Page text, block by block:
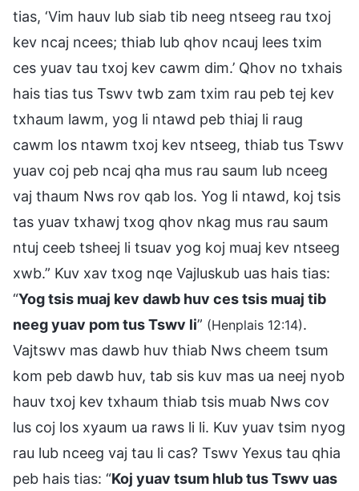
tias, ‘Vim hauv lub siab tib neeg ntseeg rau txoj
kev ncaj ncees; thiab lub qhov ncauj lees txim
ces yuav tau txoj kev cawm dim.’ Qhov no txhais
hais tias tus Tswv twb zam txim rau peb tej kev
txhaum lawm, yog li ntawd peb thiaj li raug
cawm los ntawm txoj kev ntseeg, thiab tus Tswv
yuav coj peb ncaj qha mus rau saum lub nceeg
vaj thaum Nws rov qab los. Yog li ntawd, koj tsis
tas yuav txhawj txog qhov nkag mus rau saum
ntuj ceeb tsheej li tsuav yog koj muaj kev ntseeg
xwb.” Kuv xav txog nqe Vajluskub uas hais tias:
“Yog tsis muaj kev dawb huv ces tsis muaj tib
neeg yuav pom tus Tswv li” (Henplais 12:14).
Vajtswv mas dawb huv thiab Nws cheem tsum
kom peb dawb huv, tab sis kuv mas ua neej nyob
hauv txoj kev txhaum thiab tsis muab Nws cov
lus coj los xyaum ua raws li li. Kuv yuav tsim nyog
rau lub nceeg vaj tau li cas? Tswv Yexus tau qhia
peb hais tias: “Koj yuav tsum hlub tus Tswv uas